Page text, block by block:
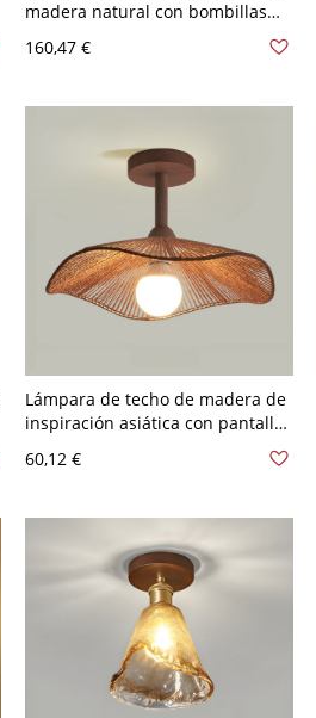
madera natural con bombillas
LED y pantalla blanca - 110 A 120
V 30,48 cm Blanco
160,47 €
Lámpara de techo de madera de
inspiración asiática con pantalla
empotrado, nogal, 110V-120V, 12"
60,12 €